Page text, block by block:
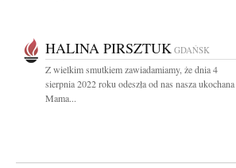
HALINA PIRSZTUK GDAŃSK
Z wielkim smutkiem zawiadamiamy, że dnia 4
sierpnia 2022 roku odeszła od nas nasza ukochana
Mama...